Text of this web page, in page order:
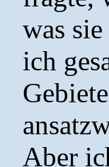
was
ich
Aber